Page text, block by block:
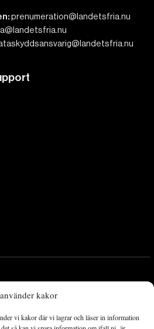
kakor
vi kakor där vi lagrar och läser in information
prenumeration@landetsfria.nu
med bred bevakning av